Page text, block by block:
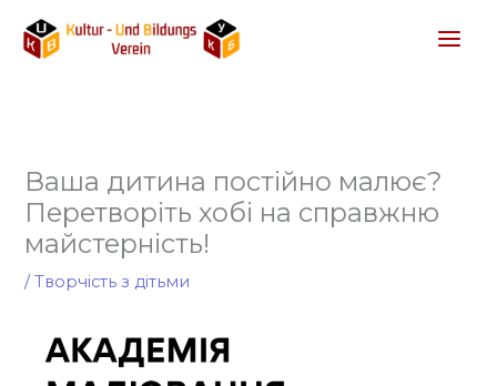
вмісту
Ваша дитина постійно малює?
Перетворіть хобі на справжню
майстерність!
/Творчість з дітьми